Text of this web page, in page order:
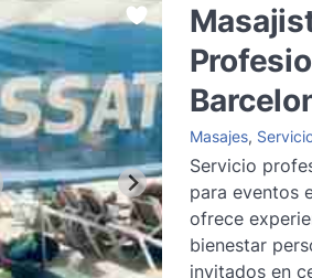
Masajes,
Servicio
para eventos
ofrece
bienestar
invitados en